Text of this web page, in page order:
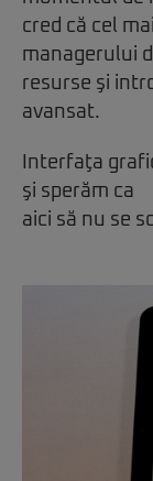
cred că cel
managerului
resurse şi
avansat.
Interfaţa
şi sperăm ca
aici să nu se